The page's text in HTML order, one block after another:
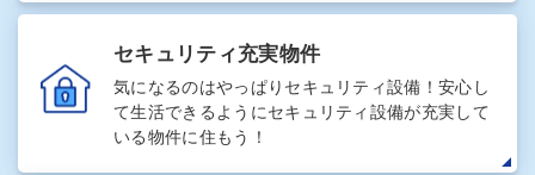
セキュリティ充実物件
気になるのはやっぱりセキュリティ設備！安心し
て生活できるようにセキュリティ設備が充実して
いる物件に住もう！